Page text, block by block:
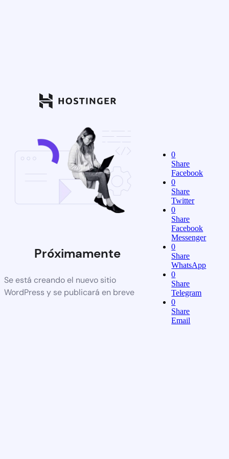
Próximamente
Se está creando el nuevo sitio
WordPress y se publicará en breve
0
Share
Facebook
0
Share
Twitter
0
Share
Facebook
Messenger
0
Share
WhatsApp
0
Share
Telegram
0
Share
Email